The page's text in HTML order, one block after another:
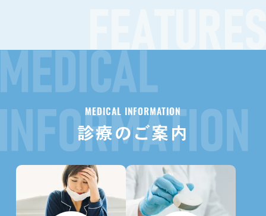
MEDICAL INFORMATION
診療のご案内